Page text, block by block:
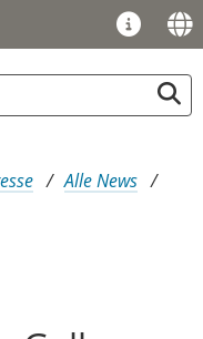
Alle News